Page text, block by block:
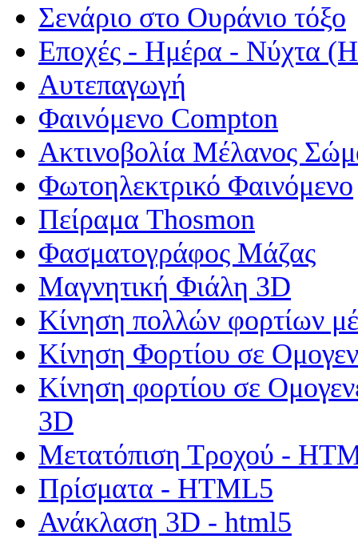
Σενάριο στο Ουράνιο τόξο
Εποχές - Ημέρα - Νύχτα
Αυτεπαγωγή
Φαινόμενο Compton
Ακτινοβολία Μέλανος
Φωτοηλεκτρικό Φαινόμενο
Πείραμα Thosmon
Φασματογράφος Μάζας
Μαγνητική Φιάλη 3D
Κίνηση πολλών φορτίων
Κίνηση Φορτίου σε
Κίνηση φορτίου σε
3D
Μετατόπιση Τροχού -
Πρίσματα - HTML5
Ανάκλαση 3D - html5